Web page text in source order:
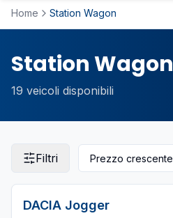
Home Station Wagon
Station Wagon
19 veicoli disponibili
Filtri
DACIA Jogger